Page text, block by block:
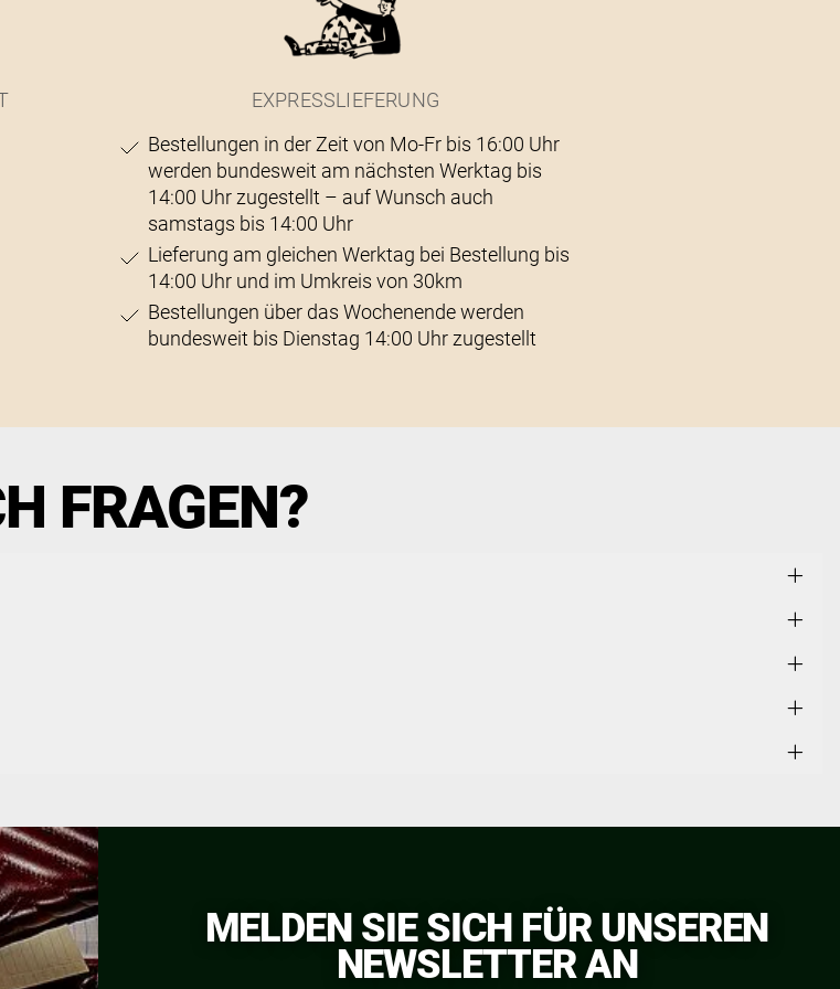
EXPRESSLIEFERUNG
Bestellungen in der Zeit von Mo-Fr bis 16:00 Uhr
werden bundesweit am nächsten Werktag bis
14:00 Uhr zugestellt – auf Wunsch auch
samstags bis 14:00 Uhr
Lieferung am gleichen Werktag bei Bestellung bis
14:00 Uhr und im Umkreis von 30km
Bestellungen über das Wochenende werden
bundesweit bis Dienstag 14:00 Uhr zugestellt
FRAGEN?
MELDEN SIE SICH FÜR UNSEREN
NEWSLETTER AN